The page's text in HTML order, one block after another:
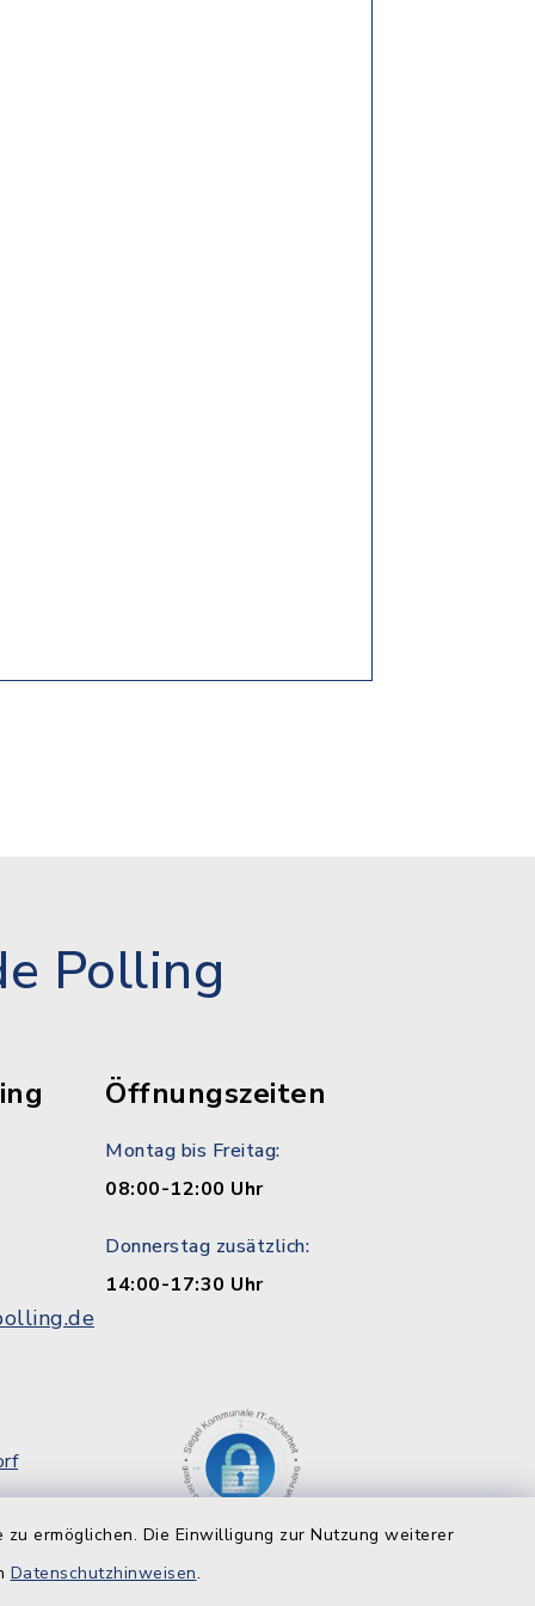
ermöglichen. Die Einwilligung zur Nutzung weiterer
Datenschutzhinweisen.
Polling
Öffnungszeiten
Montag bis Freitag:
08:00-12:00 Uhr
Donnerstag zusätzlich:
14:00-17:30 Uhr